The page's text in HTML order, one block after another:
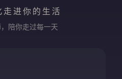
走进你的生活
陪你走过每一天